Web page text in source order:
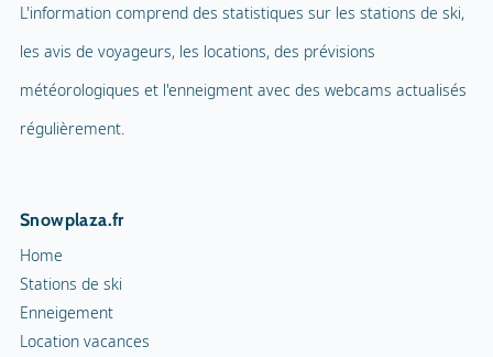
L'information comprend des statistiques sur les stations de ski,
les avis de voyageurs, les locations, des prévisions
météorologiques et l'enneigment avec des webcams actualisés
régulièrement.
Snowplaza.fr
Home
Stations de ski
Enneigement
Location vacances